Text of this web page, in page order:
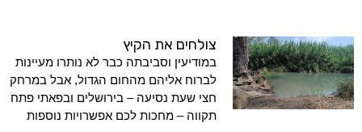
צולחים את הקיץ
במודיעין וסביבתה כבר לא נותרו מעיינות
לברוח אליהם מהחום הגדול, אבל במרחק
חצי שעת נסיעה – בירושלים ובפאתי פתח
תקווה – מחכות לכם אפשרויות נוספות